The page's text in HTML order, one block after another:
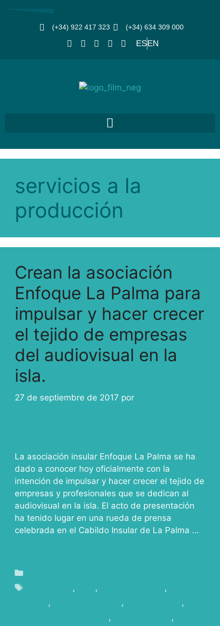
(+34) 922 417 323 (+34) 634 309 000
ESEN
servicios a la
producción
Crean la asociación
Enfoque La Palma para
impulsar y hacer crecer
el tejido de empresas
del audiovisual en la
isla.
27 de septiembre de 2017 por
La asociación insular Enfoque La Palma se ha
dado a conocer hoy oficialmente con la
intención de impulsar y hacer crecer el tejido de
empresas y profesionales que se dedican al
audiovisual en la isla. El acto de presentación
ha tenido lugar en una rueda de prensa
celebrada en el Cabildo Insular de La Palma …
, , ,
, , ,
,
,